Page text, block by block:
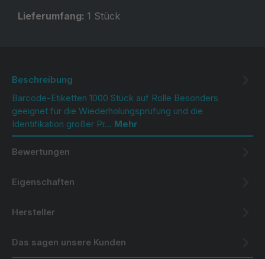
Lieferumfang: 1 Stück
Beschreibung
Barcode-Etiketten 1000 Stück auf Rolle Besonders
geeignet für die Wiederholungsprüfung und die
Identifikation großer Pr… Mehr
Bewertungen
Eigenschaften
Hersteller
Das sagen unsere Kunden